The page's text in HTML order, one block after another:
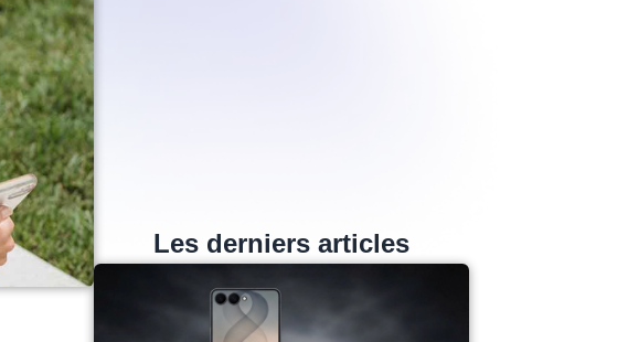
Les derniers articles